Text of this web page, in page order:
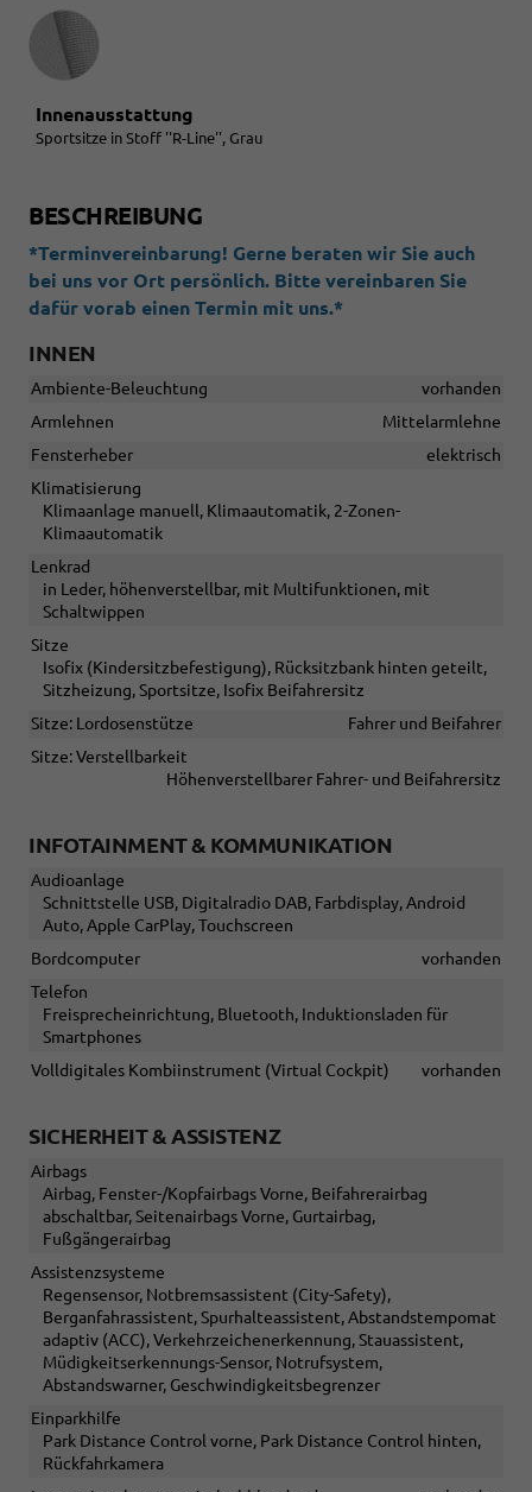
Innenausstattung
Innenausstattung
Sportsitze in Stoff ''R-Line'', Grau
BESCHREIBUNG
*Terminvereinbarung! Gerne beraten wir Sie auch
bei uns vor Ort persönlich. Bitte vereinbaren Sie
dafür vorab einen Termin mit uns.*
INNEN
Ambiente-Beleuchtung
vorhanden
Armlehnen
Mittelarmlehne
Fensterheber
elektrisch
Klimatisierung
Klimaanlage manuell, Klimaautomatik, 2-Zonen-
Klimaautomatik
Lenkrad
in Leder, höhenverstellbar, mit Multifunktionen, mit
Schaltwippen
Sitze
Isofix (Kindersitzbefestigung), Rücksitzbank hinten geteilt,
Sitzheizung, Sportsitze, Isofix Beifahrersitz
Sitze: Lordosenstütze
Fahrer und Beifahrer
Sitze: Verstellbarkeit
Höhenverstellbarer Fahrer- und Beifahrersitz
INFOTAINMENT & KOMMUNIKATION
Audioanlage
Schnittstelle USB, Digitalradio DAB, Farbdisplay, Android
Auto, Apple CarPlay, Touchscreen
Bordcomputer
vorhanden
Telefon
Freisprecheinrichtung, Bluetooth, Induktionsladen für
Smartphones
Volldigitales Kombiinstrument (Virtual Cockpit)
vorhanden
SICHERHEIT & ASSISTENZ
Airbags
Airbag, Fenster-/Kopfairbags Vorne, Beifahrerairbag
abschaltbar, Seitenairbags Vorne, Gurtairbag,
Fußgängerairbag
Assistenzsysteme
Regensensor, Notbremsassistent (City-Safety),
Berganfahrassistent, Spurhalteassistent, Abstandstempomat
adaptiv (ACC), Verkehrzeichenerkennung, Stauassistent,
Müdigkeitserkennungs-Sensor, Notrufsystem,
Abstandswarner, Geschwindigkeitsbegrenzer
Einparkhilfe
Park Distance Control vorne, Park Distance Control hinten,
Rückfahrkamera